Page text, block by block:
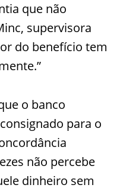
que não
supervisora
do benefício tem
o banco
para o
não percebe
dinheiro sem